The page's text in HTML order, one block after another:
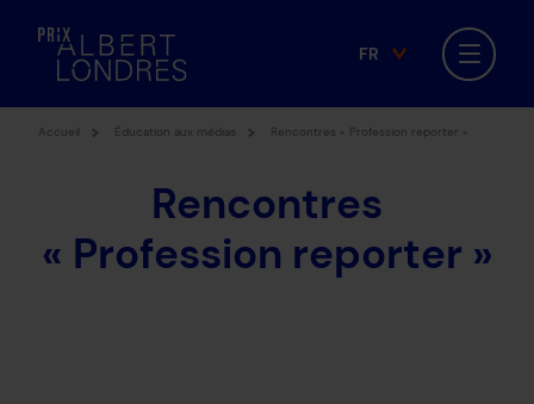
Facebook BlueSkyInstagram
FR
Accueil Éducation aux médias Rencontres « Profession reporter »
Rencontres
« Profession reporter »